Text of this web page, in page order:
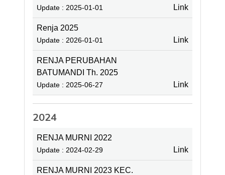
Update : 2025-01-01 Link
Renja 2025
Update : 2026-01-01 Link
RENJA PERUBAHAN
BATUMANDI Th. 2025
Update : 2025-06-27 Link
2024
RENJA MURNI 2022
Update : 2024-02-29 Link
RENJA MURNI 2023 KEC.